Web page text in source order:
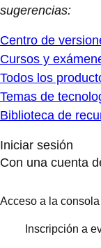
sugerencias:
Centro de
Cursos y
Todos los
Temas de
Biblioteca de
Iniciar sesión
Con una cuenta
Acceso a la consola
Inscripción a